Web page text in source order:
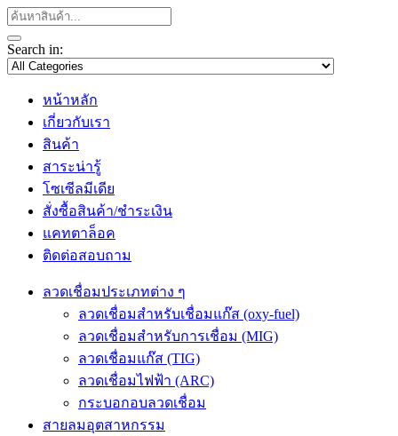
Search in:
หน้าหลัก
เกี่ยวกับเรา
สินค้า
สาระน่ารู้
โซเซีลมีเดีย
สั่งซื้อสินค้า/ชำระเงิน
แคทตาล็อค
ติดต่อสอบถาม
ลวดเชื่อมประเภทต่าง ๆ
ลวดเชื่อมสำหรับเชื่อมแก๊ส (oxy-fuel)
ลวดเชื่อมสำหรับการเชื่อม (MIG)
ลวดเชื่อมแก๊ส (TIG)
ลวดเชื่อมไฟฟ้า (ARC)
กระบอกอบลวดเชื่อม
สายลมอุตสาหกรรม